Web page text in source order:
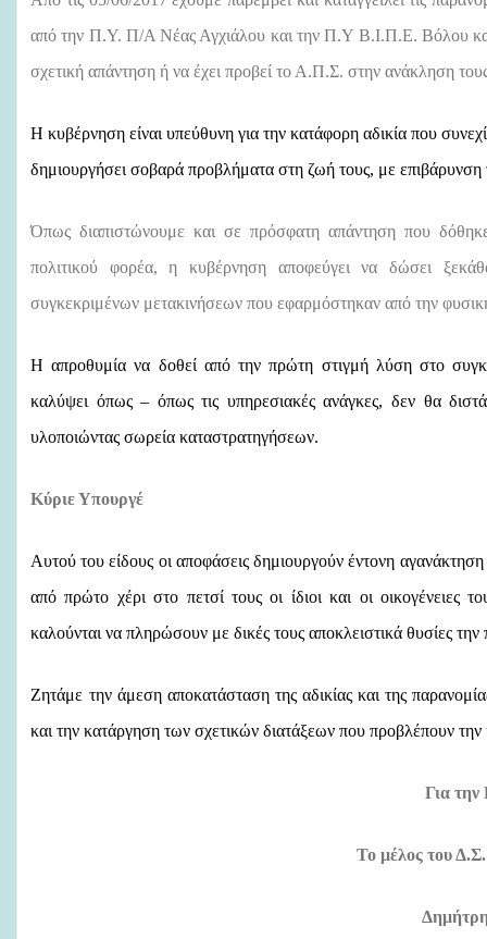
από την Π.Υ. Π/Α Νέας Αγχιάλου και την Π.Υ Β.Ι.Π.Ε. Βόλου
σχετική απάντηση ή να έχει προβεί το Α.Π.Σ. στην ανάκληση
Η κυβέρνηση είναι υπεύθυνη για την κατάφορη αδικία που
δημιουργήσει σοβαρά προβλήματα στη ζωή τους, με επιβάρυνση
Όπως διαπιστώνουμε και σε πρόσφατη απάντηση που
πολιτικού φορέα, η κυβέρνηση αποφεύγει να δώσει
συγκεκριμένων μετακινήσεων που εφαρμόστηκαν από την
Η απροθυμία να δοθεί από την πρώτη στιγμή λύση στο
καλύψει όπως – όπως τις υπηρεσιακές ανάγκες, δεν θα
υλοποιώντας σωρεία καταστρατηγήσεων.
Κύριε Υπουργέ
Αυτού του είδους οι αποφάσεις δημιουργούνέντονη
από πρώτο χέρι στο πετσί τους οι ίδιοι και οι οικογένειες
καλούνται να πληρώσουν με δικές τους αποκλειστικά θυσίες
Ζητάμε την άμεση αποκατάσταση της αδικίας και της
και την κατάργηση των σχετικών διατάξεων που προβλέπουν
Για
Το μέλος του